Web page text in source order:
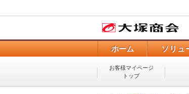
ホーム ソリュ
お客様マイページ
トップ